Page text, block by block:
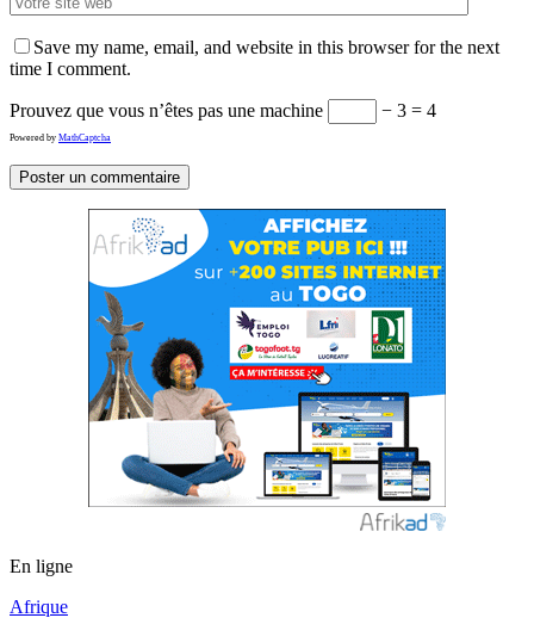
Save my name, email, and website in this browser for the next
time I comment.
Prouvez que vous n’êtes pas une machine − 3 = 4
Powered by MathCaptcha
En ligne
Afrique